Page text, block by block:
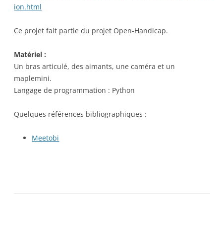
ion.html
Ce projet fait partie du projet Open-Handicap.
Matériel :
Un bras articulé, des aimants, une caméra et un
maplemini.
Langage de programmation : Python
Quelques références bibliographiques :
Meetobi